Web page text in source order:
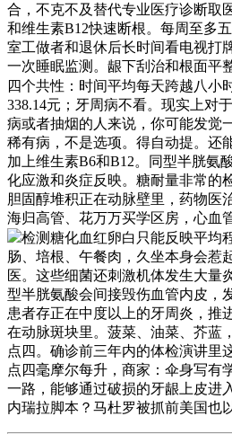
合，不克不及替代专业医疗诊断取
和维生素B12快速断根。每周至多
室工做者和退休后长时间看电视打
一次睡眠监测。龈下刮治和根面平
四个共性：时间平均每天跨越八小时
338.14元；牙周病不看。现实上对
病或者抽烟的人来说，你可能发觉
稀有病，不是选项。得自动提。还
加上维生素B6和B12。同型半胱氨
化应激和炎症反映。糖耐量非常的
胆固醇堆积正在动脉壁里，药物医
海归高管、花万万买学区房，心血
检测糖化血红卵白只能反映平均
肠、培根、午餐肉，久坐本身会惹
医。这些细菌还刺激机体发生大量
型半胱氨酸会间接毁伤血管内皮，
患者存正在中度以上的牙周炎，推
在动脉斑块里。菠菜、油菜、芥蓝
点四。确诊前三年内的体检演讲里
点四毫摩尔每升，商家：伞身写有
一路，能够通过破损的牙龈上皮进
内瑞拉脚本？马杜罗被抓前美国也